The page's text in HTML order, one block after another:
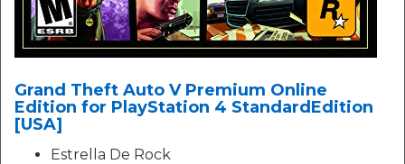
Grand Theft Auto V Premium Online
Edition for PlayStation 4 StandardEdition
[USA]
Estrella De Rock